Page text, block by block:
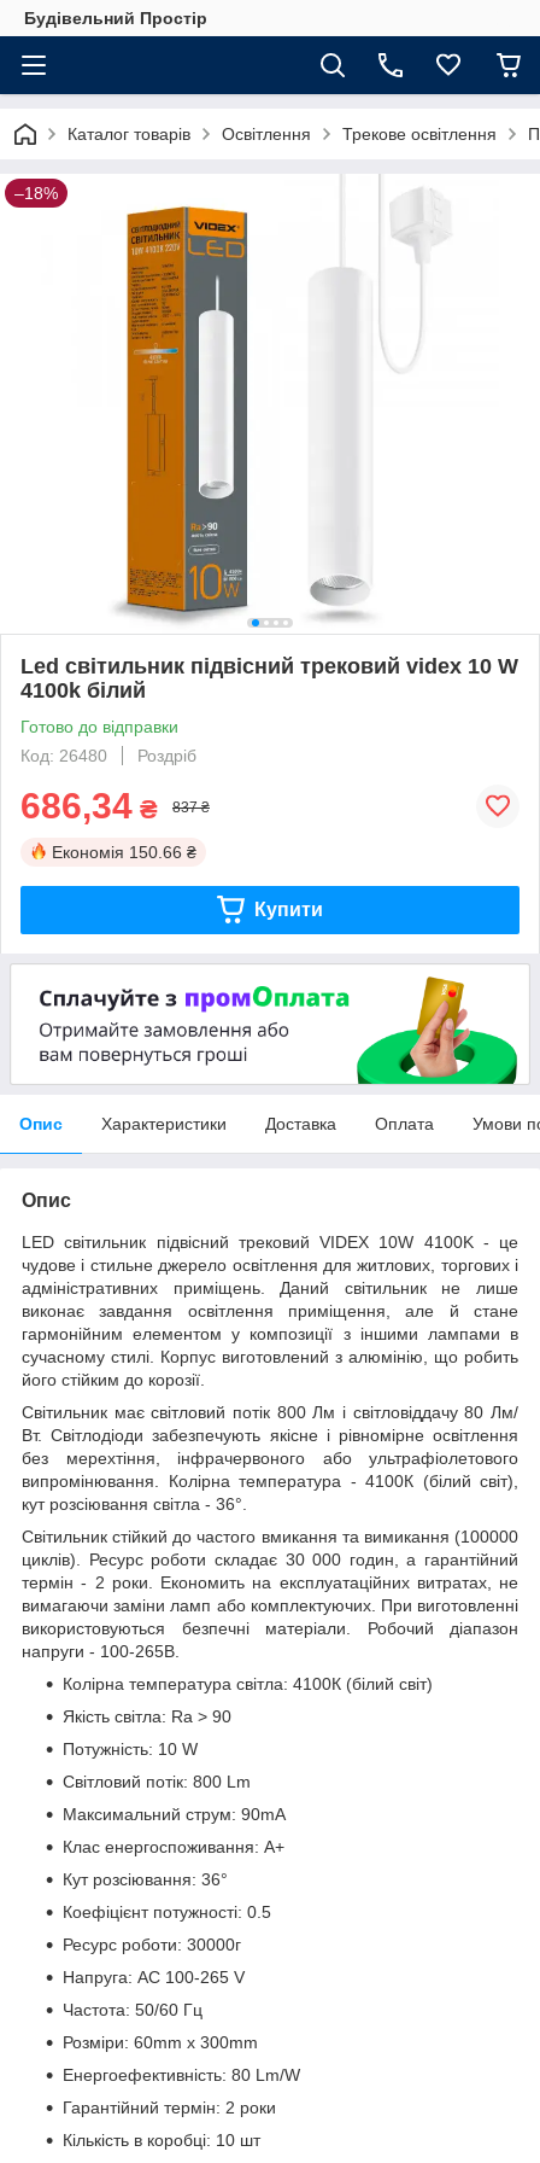
Будівельний Простір
Каталог товарів Освітлення Трекове освітлення
–18%
Led світильник підвісний трековий videx 10 W
4100k білий
Готово до відправки
Код: 26480
Роздріб
686,34 ₴ 837 ₴
Економія 150.66 ₴
Купити
Опис Характеристики Доставка Оплата Умови
Опис
LED світильник підвісний трековий VIDEX 10W 4100K - це
чудове і стильне джерело освітлення для житлових, торгових і
адміністративних приміщень. Даний світильник не лише
виконає завдання освітлення приміщення, але й стане
гармонійним елементом у композиції з іншими лампами в
сучасному стилі. Корпус виготовлений з алюмінію, що робить
його стійким до корозії.
Світильник має світловий потік 800 Лм і світловіддачу 80 Лм/
Вт. Світлодіоди забезпечують якісне і рівномірне освітлення
без мерехтіння, інфрачервоного або ультрафіолетового
випромінювання. Колірна температура - 4100К (білий світ),
кут розсіювання світла - 36°.
Світильник стійкий до частого вмикання та вимикання (100000
циклів). Ресурс роботи складає 30 000 годин, а гарантійний
термін - 2 роки. Економить на експлуатаційних витратах, не
вимагаючи заміни ламп або комплектуючих. При виготовленні
використовуються безпечні матеріали. Робочий діапазон
напруги - 100-265В.
Колірна температура світла: 4100К (білий світ)
Якість світла: Ra > 90
Потужність: 10 W
Світловий потік: 800 Lm
Максимальний струм: 90mA
Клас енергоспоживання: А+
Кут розсіювання: 36°
Коефіцієнт потужності: 0.5
Ресурс роботи: 30000г
Напруга: AC 100-265 V
Частота: 50/60 Гц
Розміри: 60mm х 300mm
Енергоефективність: 80 Lm/W
Гарантійний термін: 2 роки
Кількість в коробці: 10 шт